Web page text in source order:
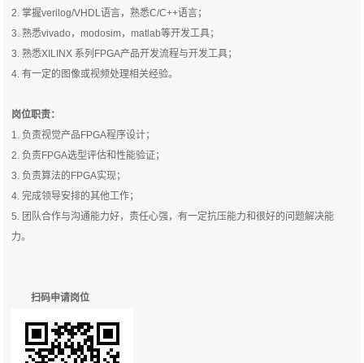
2. 掌握verilog/VHDL语言，熟悉C/C++语言；
3. 熟悉vivado，modosim，matlab等开发工具；
3. 熟悉XILINX 系列FPGA产品开发流程与开发工具；
4. 有一定的图像或视频处理相关经验。
岗位职责：
1. 负责视觉产品FPGA程序设计；
2. 负责FPGA选型评估和性能验证；
3. 负责算法的FPGA实现；
4. 完成领导安排的其他工作；
5. 团队合作与沟通能力好，责任心强，有一定抗压能力和很好的问题解决能
力。
扫码申请岗位